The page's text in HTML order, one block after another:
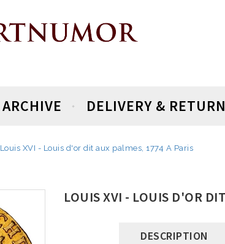
ARCHIVE DELIVERY & RETURN
Louis XVI - Louis d'or dit aux palmes, 1774 A Paris
LOUIS XVI - LOUIS D'OR
DESCRIPTION